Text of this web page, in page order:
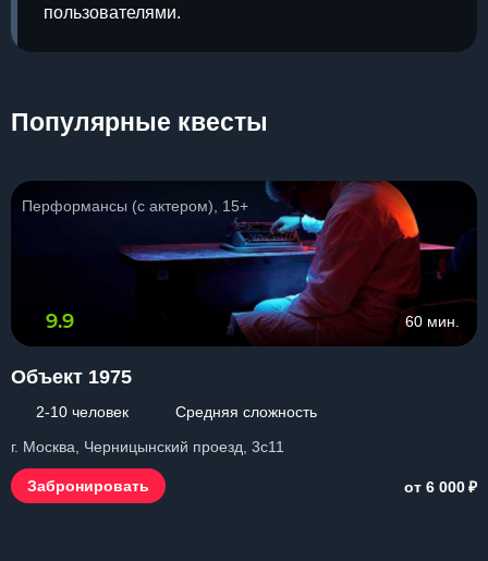
пользователями.
Популярные квесты
Перформансы (с актером), 15+
9.9 60 мин.
Объект 1975
2-10 человек
Средняя сложность
г. Москва, Черницынский проезд, 3с11
Забронировать от 6 000₽